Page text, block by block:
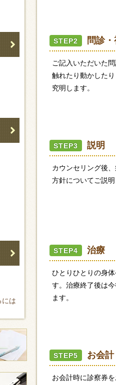
には
STEP2 問診
ご記入いただいた
触れたり動かした
究明します。
STEP3 説明
カウンセリング後
方針についてご説
STEP4 治療
ひとりひとりの身
す。治療終了後は
ます。
STEP5 お会計
お会計時に診察券